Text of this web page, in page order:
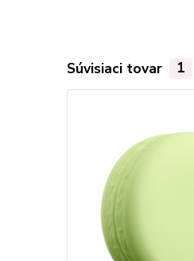
Súvisiaci tovar 1